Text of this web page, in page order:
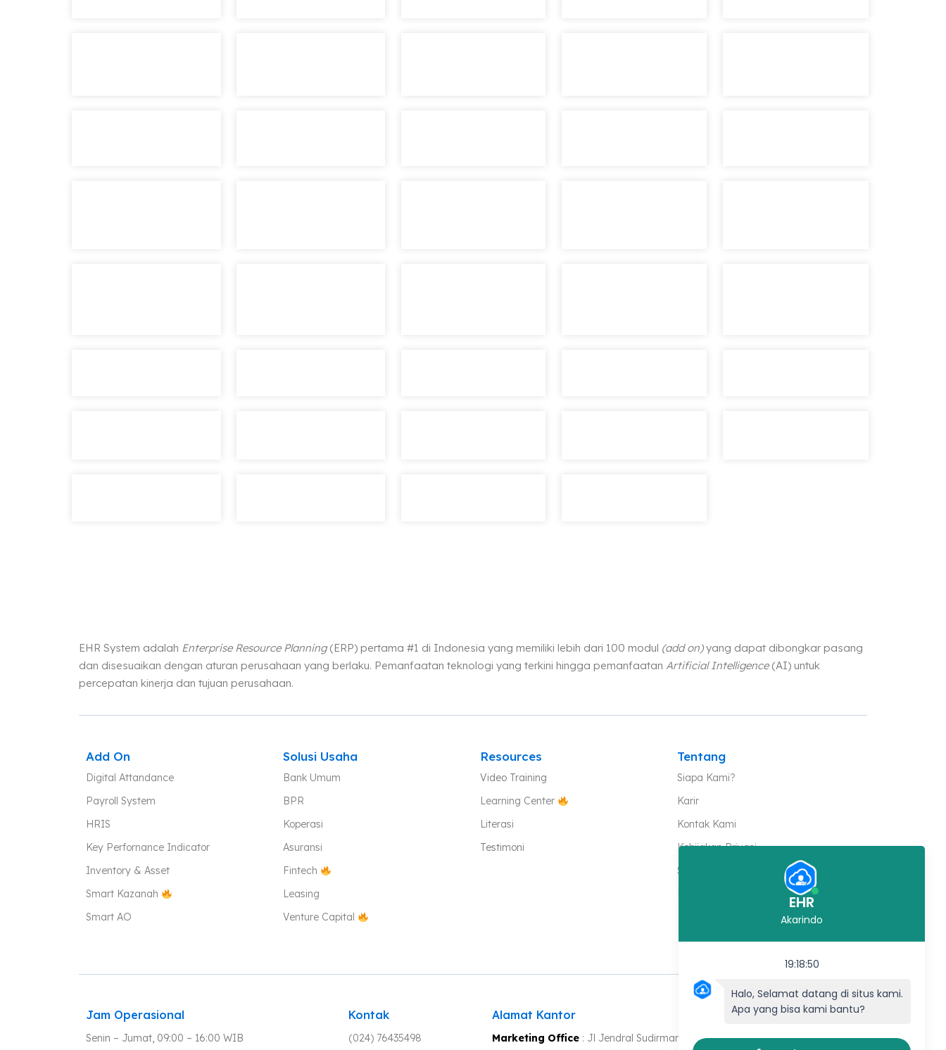
EHR System adalah Enterprise Resource Planning(ERP) pertama #1 di Indonesia yang memiliki lebih dari 100 modul (add on)yang dapat dibongkar pasang
dan disesuaikan dengan aturan perusahaan yang berlaku. Pemanfaatan teknologi yang terkini hingga pemanfaatan Artificial Intelligence(AI) untuk
percepatan kinerja dan tujuan perusahaan.
Add On
Digital Attandance
Payroll System
HRIS
Key Perfornance Indicator
Inventory & Asset
Smart Kazanah
Smart AO
Solusi Usaha
Bank Umum
BPR
Koperasi
Asuransi
Fintech
Leasing
Venture Capital
Resources
Video Training
Learning Center
Literasi
Testimoni
Tentang
Siapa Kami?
Karir
Kontak Kami
Kebijakan Privasi
Syarat & Ketentuan
Jam Operasional
Senin – Jumat, 09:00 – 16:00 WIB
Kontak
(024) 76435498
Alamat Kantor
Marketing Office: Jl Jendral Sudirman No 354, Semarang Barat
EHR
Akarindo
19:18:50
Halo, Selamat datang di situs kami.
Apa yang bisa kami bantu?